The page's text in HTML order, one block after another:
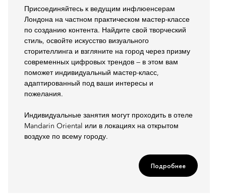
Присоединяйтесь к ведущим инфлюенсерам
Лондона на частном практическом мастер-классе
по созданию контента. Найдите свой творческий
стиль, освойте искусство визуального
сторителлинга и взгляните на город через призму
современных цифровых трендов — в этом вам
поможет индивидуальный мастер-класс,
адаптированный под ваши интересы и
пожелания.
Индивидуальные занятия могут проходить в отеле
Mandarin Oriental или в локациях на открытом
воздухе по всему городу.
Подробнее